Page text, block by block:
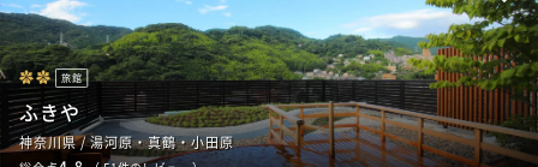
旅館
ふきや
神奈川県 / 湯河原・真鶴・小田原